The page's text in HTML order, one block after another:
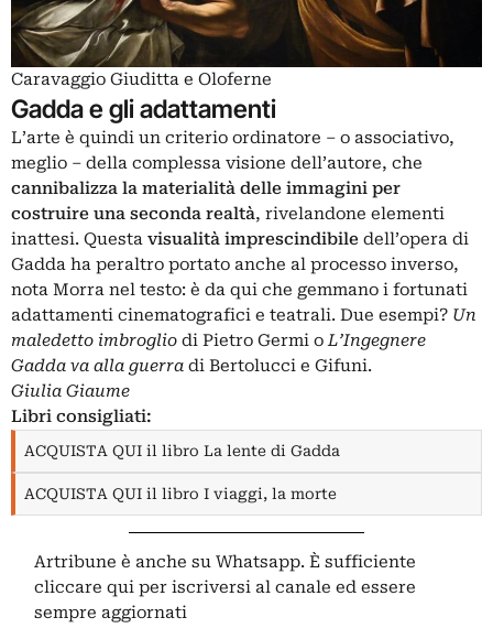
Caravaggio Giuditta e Oloferne
Gadda e gli adattamenti
L’arte è quindi un criterio ordinatore – o associativo,
meglio – della complessa visione dell’autore, che
cannibalizza la materialità delle immagini per
costruire una seconda realtà, rivelandone elementi
inattesi. Questa visualità imprescindibile dell’opera di
Gadda ha peraltro portato anche al processo inverso,
nota Morra nel testo: è da qui che gemmano i fortunati
adattamenti cinematografici e teatrali. Due esempi? Un
maledetto imbroglio di Pietro Germi oL’Ingegnere
Gadda va alla guerra di Bertolucci e Gifuni.
Giulia Giaume
Libri consigliati:
ACQUISTA QUI il libro La lente di Gadda
ACQUISTA QUI il libro I viaggi, la morte
Artribune è anche su Whatsapp. È sufficiente
cliccare qui per iscriversi al canale ed essere
sempre aggiornati